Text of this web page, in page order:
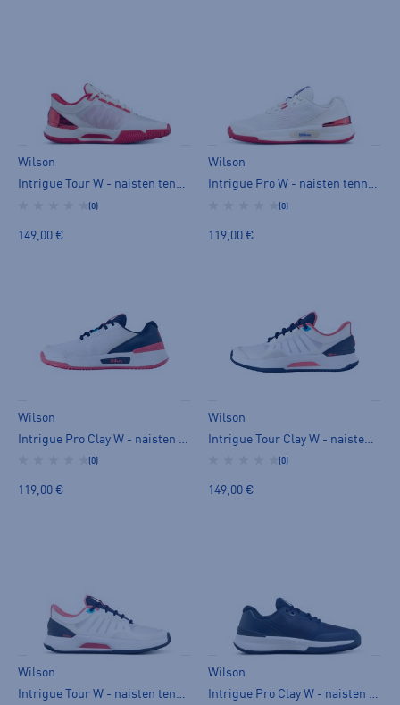
Wilson
Intrigue Tour W - naisten tenniskengät
(0)
149,00 €
Wilson
Intrigue Pro W - naisten tenniskengät
(0)
119,00 €
Wilson
Intrigue Pro Clay W - naisten tenniskengät
(0)
119,00 €
Wilson
Intrigue Tour Clay W - naisten tenniskengät
(0)
149,00 €
Wilson
Intrigue Tour W - naisten tenniskengät
Wilson
Intrigue Pro Clay W - naisten tenniskengät